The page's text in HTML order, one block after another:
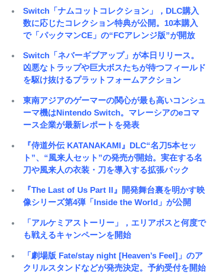
Switch「ナムコットコレクション」，DLC購入
数に応じたコレクション特典が公開。10本購入
で「パックマンCE」の“FCアレンジ版”が開放
Switch「ネバーギブアップ」が本日リリース。
凶悪なトラップや巨大ボスたちが待つフィールド
を駆け抜けるプラットフォームアクション
東南アジアのゲーマーの関心が最も高いコンシュ
ーマ機はNintendo Switch。マレーシアのeコマ
ース企業が最新レポートを発表
『侍道外伝 KATANAKAMI』DLC“名刀5本セッ
ト”、“風来人セット”の発売が開始。実在する名
刀や風来人の衣装・刀を導入する拡張パック
『The Last of Us Part II』開発舞台裏を明かす映
像シリーズ第4弾「Inside the World」が公開
「アルケミアストーリー」，エリアボスと何度で
も戦えるキャンペーンを開始
「劇場版 Fate/stay night [Heaven’s Feel]」のア
クリルスタンドなどが発売決定。予約受付を開始